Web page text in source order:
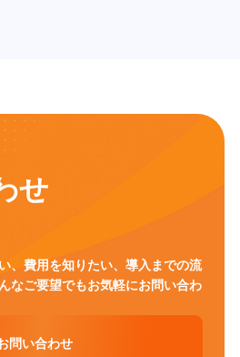
リテラシー
ICT セキュリティ対策
せ
、費用を知りたい、導入までの流
なご要望でもお気軽にお問い合わ
問い合わせ